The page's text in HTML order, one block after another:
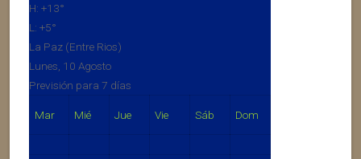
H: +13°
L: +5°
La Paz (Entre Rios)
Lunes, 10 Agosto
Previsión para 7 días
Mar Mié Jue Vie Sáb Dom